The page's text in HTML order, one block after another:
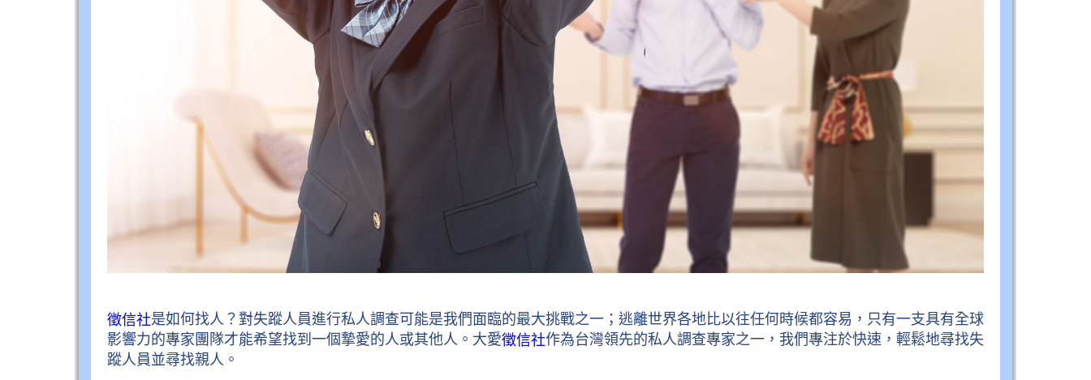
徵信社是如何找人？對失蹤人員進行私人調查可能是我們面臨的最大挑戰之一；逃離世界各地比以往任何時候都容易，只有一支具有全球
影響力的專家團隊才能希望找到一個摯愛的人或其他人。大愛徵信社作為台灣領先的私人調查專家之一，我們專注於快速，輕鬆地尋找失
蹤人員並尋找親人。